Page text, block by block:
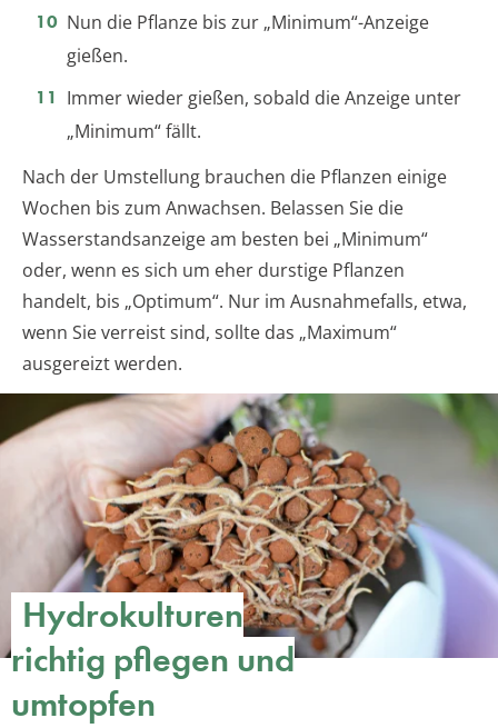
Nun die Pflanze bis zur „Minimum“-Anzeige
gießen.
Immer wieder gießen, sobald die Anzeige unter
„Minimum“ fällt.
Nach der Umstellung brauchen die Pflanzen einige
Wochen bis zum Anwachsen. Belassen Sie die
Wasserstandsanzeige am besten bei „Minimum“
oder, wenn es sich um eher durstige Pflanzen
handelt, bis „Optimum“. Nur im Ausnahmefalls, etwa,
wenn Sie verreist sind, sollte das „Maximum“
ausgereizt werden.
Hydrokulturen
richtig pflegen und
umtopfen